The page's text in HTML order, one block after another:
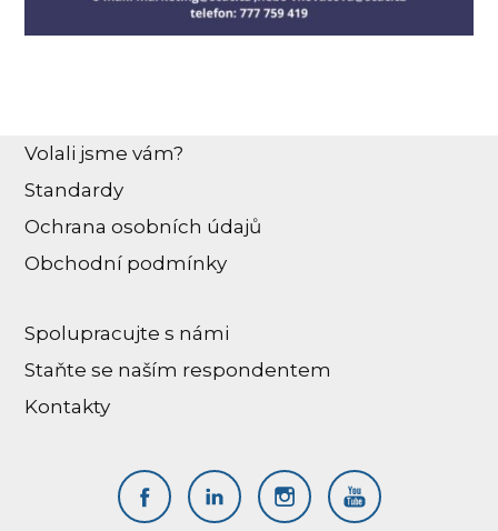
Volali jsme vám?
Standardy
Ochrana osobních údajů
Obchodní podmínky
Spolupracujte s námi
Staňte se naším respondentem
Kontakty